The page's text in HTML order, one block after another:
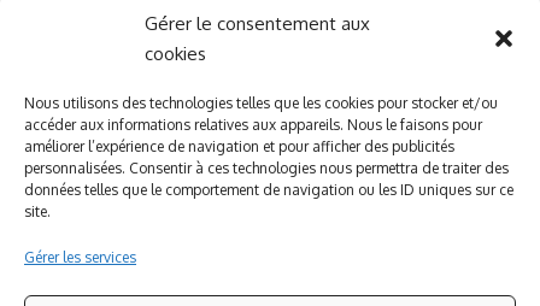
Gérer le consentement aux
cookies
Nous utilisons des technologies telles que les cookies pour stocker et/ou
accéder aux informations relatives aux appareils. Nous le faisons pour
améliorer l’expérience de navigation et pour afficher des publicités
personnalisées. Consentir à ces technologies nous permettra de traiter des
données telles que le comportement de navigation ou les ID uniques sur ce
site.
Gérer les services
Azinat.com TV soutient